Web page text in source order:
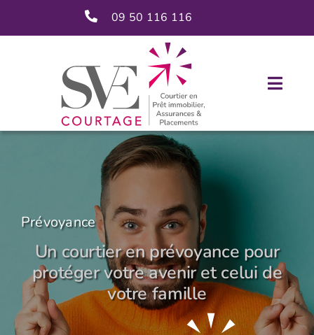
09 50 116 116
ACCUEIL
NOUS CONNAÎTRE
NOS SERVICES
ACTUALITÉS
CONTACT
Prévoyance
Un courtier en prévoyance pour
protéger votre avenir et celui de
votre famille